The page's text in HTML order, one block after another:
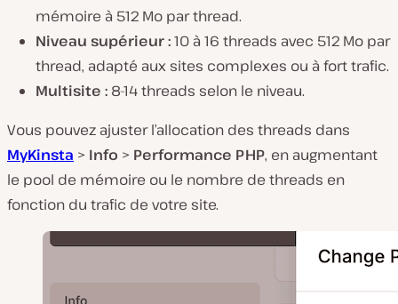
mémoire à 512 Mo par thread.
Niveau supérieur :10 à 16 threads avec 512 Mo par
thread, adapté aux sites complexes ou à fort trafic.
Multisite : 8-14 threads selon le niveau.
Vous pouvez ajuster l’allocation des threads dans
MyKinsta > Info > Performance PHP, en augmentant
le pool de mémoire ou le nombre de threads en
fonction du trafic de votre site.